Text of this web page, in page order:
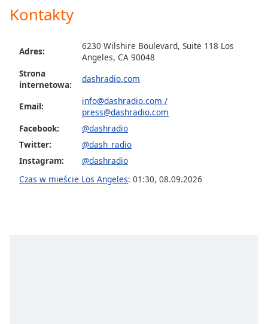
subtitles
dialog
subtitles
off,
selected
Audio
Picture-
in-
Picture
Kontakty
Adres:
6230 Wilshire Boulevard, Suite 118 Los
Angeles, CA 90048
Strona
internetowa:
dashradio.com
Email: info@dashradio.com /
press@dashradio.com
Facebook:
@dashradio
Twitter:
@dash_radio
Instagram:
@dashradio
Czas w mieście Los Angeles: 01:30, 08.09.2026